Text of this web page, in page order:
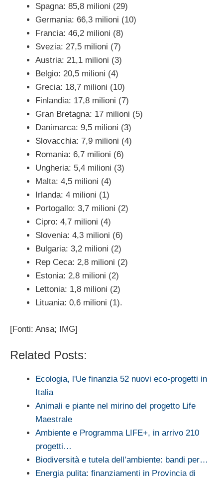
Spagna: 85,8 milioni (29)
Germania: 66,3 milioni (10)
Francia: 46,2 milioni (8)
Svezia: 27,5 milioni (7)
Austria: 21,1 milioni (3)
Belgio: 20,5 milioni (4)
Grecia: 18,7 milioni (10)
Finlandia: 17,8 milioni (7)
Gran Bretagna: 17 milioni (5)
Danimarca: 9,5 milioni (3)
Slovacchia: 7,9 milioni (4)
Romania: 6,7 milioni (6)
Ungheria: 5,4 milioni (3)
Malta: 4,5 milioni (4)
Irlanda: 4 milioni (1)
Portogallo: 3,7 milioni (2)
Cipro: 4,7 milioni (4)
Slovenia: 4,3 milioni (6)
Bulgaria: 3,2 milioni (2)
Rep Ceca: 2,8 milioni (2)
Estonia: 2,8 milioni (2)
Lettonia: 1,8 milioni (2)
Lituania: 0,6 milioni (1).
[Fonti: Ansa; IMG]
Related Posts:
Ecologia, l'Ue finanzia 52 nuovi eco-progetti in
Italia
Animali e piante nel mirino del progetto Life
Maestrale
Ambiente e Programma LIFE+, in arrivo 210
progetti…
Biodiversità e tutela dell’ambiente: bandi per…
Energia pulita: finanziamenti in Provincia di